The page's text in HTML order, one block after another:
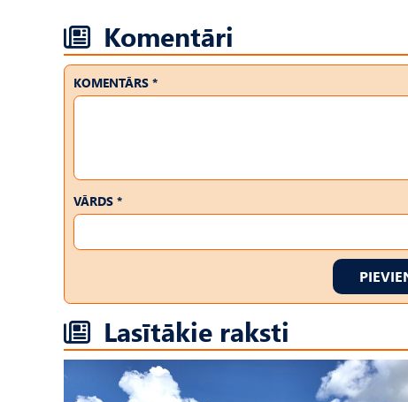
Komentāri
KOMENTĀRS *
VĀRDS *
Lasītākie raksti